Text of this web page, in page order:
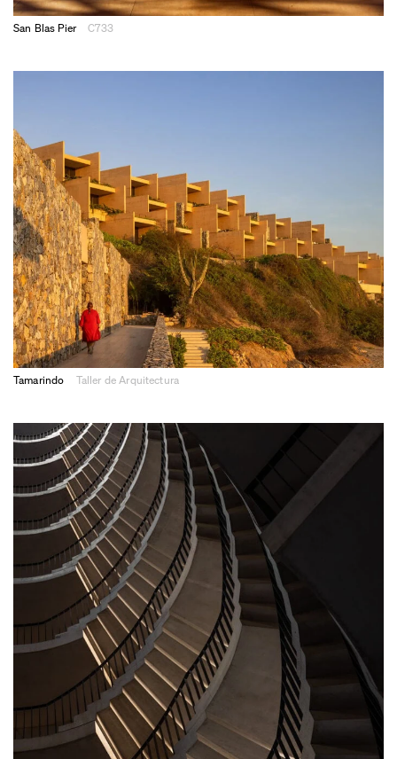
San Blas Pier C733
Tamarindo Taller de Arquitectura